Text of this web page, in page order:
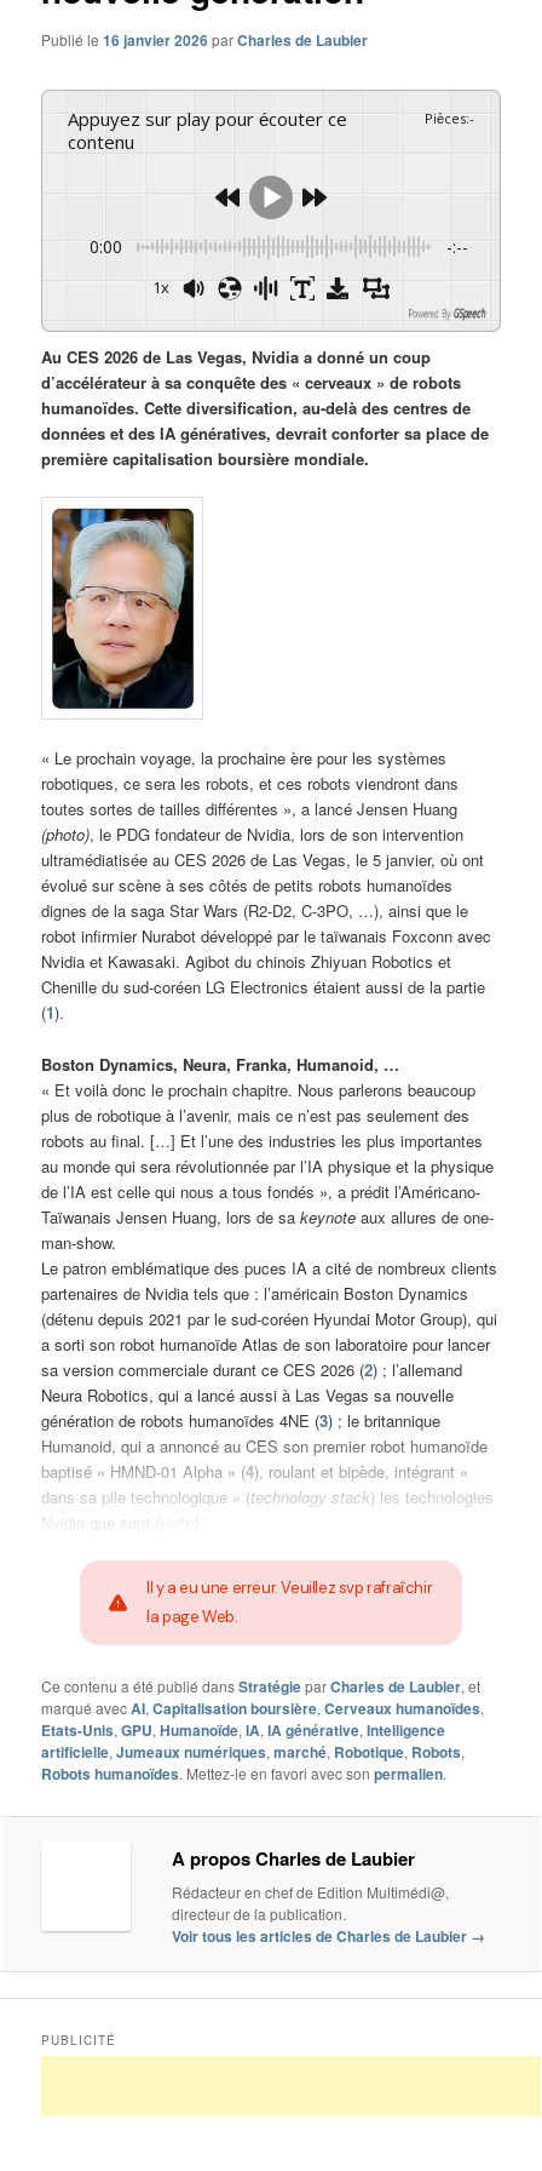
Publié le16 janvier 2026parCharles de Laubier
Appuyez sur play pour écouter ce
contenu
Pièces:-
0:00 -:--
1x
Powered By GSpeech
Au CES 2026 de Las Vegas, Nvidia a donné un coup
d’accélérateur à sa conquête des « cerveaux » de robots
humanoïdes. Cette diversification, au-delà des centres de
données et des IA génératives, devrait conforter sa place de
première capitalisation boursière mondiale.
« Le prochain voyage, la prochaine ère pour les systèmes
robotiques, ce sera les robots, et ces robots viendront dans
toutes sortes de tailles différentes », a lancé Jensen Huang
(photo), le PDG fondateur de Nvidia, lors de son intervention
ultramédiatisée au CES 2026 de Las Vegas, le 5 janvier, où ont
évolué sur scène à ses côtés de petits robots humanoïdes
dignes de la saga Star Wars (R2-D2, C-3PO, …), ainsi que le
robot infirmier Nurabot développé par le taïwanais Foxconn avec
Nvidia et Kawasaki. Agibot du chinois Zhiyuan Robotics et
Chenille du sud-coréen LG Electronics étaient aussi de la partie
(1).
Boston Dynamics, Neura, Franka, Humanoid, …
« Et voilà donc le prochain chapitre. Nous parlerons beaucoup
plus de robotique à l’avenir, mais ce n’est pas seulement des
robots au final. […] Et l’une des industries les plus importantes
au monde qui sera révolutionnée par l’IA physique et la physique
de l’IA est celle qui nous a tous fondés », a prédit l’Américano-
Taïwanais Jensen Huang, lors de sakeynote aux allures de one-
man-show.
Le patron emblématique des puces IA a cité de nombreux clients
partenaires de Nvidia tels que : l’américain Boston Dynamics
(détenu depuis 2021 par le sud-coréen Hyundai Motor Group), qui
a sorti son robot humanoïde Atlas de son laboratoire pour lancer
sa version commerciale durant ce CES 2026 (2) ; l’allemand
Neura Robotics, qui a lancé aussi à Las Vegas sa nouvelle
génération de robots humanoïdes 4NE (3) ; le britannique
Humanoid, qui a annoncé au CES son premier robot humanoïde
baptisé « HMND-01 Alpha » (4), roulant et bipède, intégrant «
dans sa pile technologique » (technology stack) les technologies
Nvidia que sont
suite
Il y a eu une erreur. Veuillez svp rafraîchir
la page Web.
Ce contenu a été publié dansStratégieparCharles de Laubier, et
marqué avecAI,Capitalisation boursière,Cerveaux humanoïdes,
Etats-Unis,GPU,Humanoïde,IA,IA générative,Intelligence
artificielle,Jumeaux numériques,marché, Robotique, Robots,
Robots humanoïdes. Mettez-le en favori avec sonpermalien.
A propos Charles de Laubier
Rédacteur en chef de Edition Multimédi@,
directeur de la publication.
Voir tous les articles de Charles de Laubier →
PUBLICITÉ